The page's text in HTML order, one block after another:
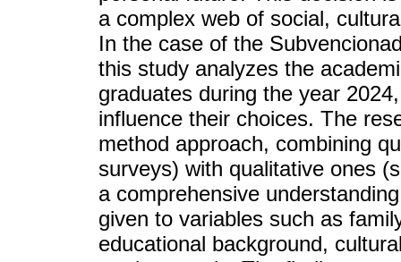
a complex web of social,
In the case of the
this study analyzes the
graduates during the year
influence their choices. The
method approach, combining
surveys) with qualitative ones
a comprehensive
given to variables such as
educational background,